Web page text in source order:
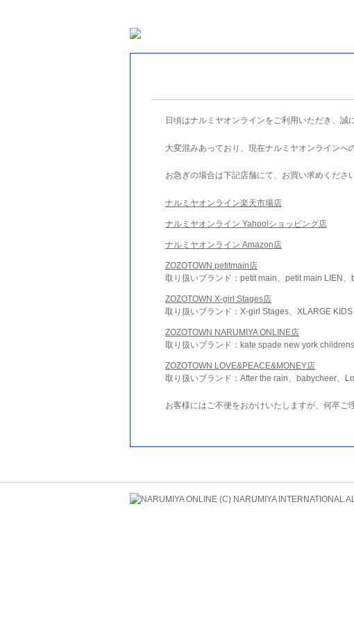
日頃はナルミヤオンラインをご利用いただき、誠
大変混みあっており、現在ナルミヤオンラインへ
お急ぎの場合は下記店舗にて、お買い求めください
ナルミヤオンライン楽天市場店
ナルミヤオンライン Yahoo!ショッピング店
ナルミヤオンライン Amazon店
ZOZOTOWN petitmain店
取り扱いブランド：petit main、petit main LIEN、
ZOZOTOWN X-girl Stages店
取り扱いブランド：X-girl Stages、XLARGE KIDS
ZOZOTOWN NARUMIYA ONLINE店
取り扱いブランド：kate spade new york
ZOZOTOWN LOVE&PEACE&MONEY店
取り扱いブランド：After the rain、babycheer、
お客様にはご不便をおかけいたしますが、何卒ご